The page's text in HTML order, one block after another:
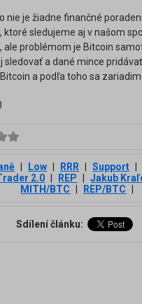
nie je žiadne finančné
sledujeme aj v našom
problémom je Bitcoin
a dané mince
a podľa toho sa
Low RRR Support
2.0 REP
Jakub
MITH/BTC
REP/BTC
Sdílení článku: